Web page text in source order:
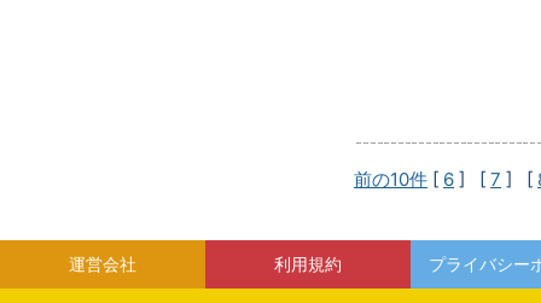
前の10件 [ 6 ] [ 7 ] [
運営会社 利用規約 プライバシー